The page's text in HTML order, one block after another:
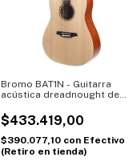
Bromo BAT1N - Guitarra
acústica dreadnought de
$433.419,00
$390.077,10 con Efectivo
(Retiro en tienda)